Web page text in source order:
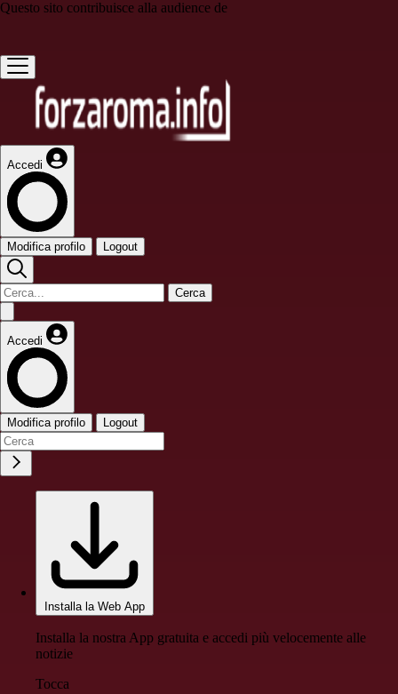
Questo sito contribuisce alla audience de
Accedi
Modifica profilo Logout
Cerca
Accedi
Modifica profilo Logout
Installa la Web App
Installa la nostra App gratuita e accedi più velocemente alle
notizie
Tocca